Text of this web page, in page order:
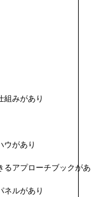
組みがあり
ウがあり
るアプローチブックが
ネルがあり